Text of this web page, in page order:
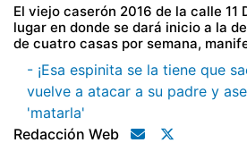
El viejo caserón 2016 de la calle 11
lugar en donde se dará inicio a la
de cuatro casas por semana,
- ¡Esa espinita se la tiene que
vuelve a atacar a su padre y
'matarla'
Redacción Web